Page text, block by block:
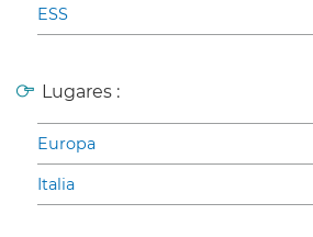
ESS
Lugares :
Europa
Italia